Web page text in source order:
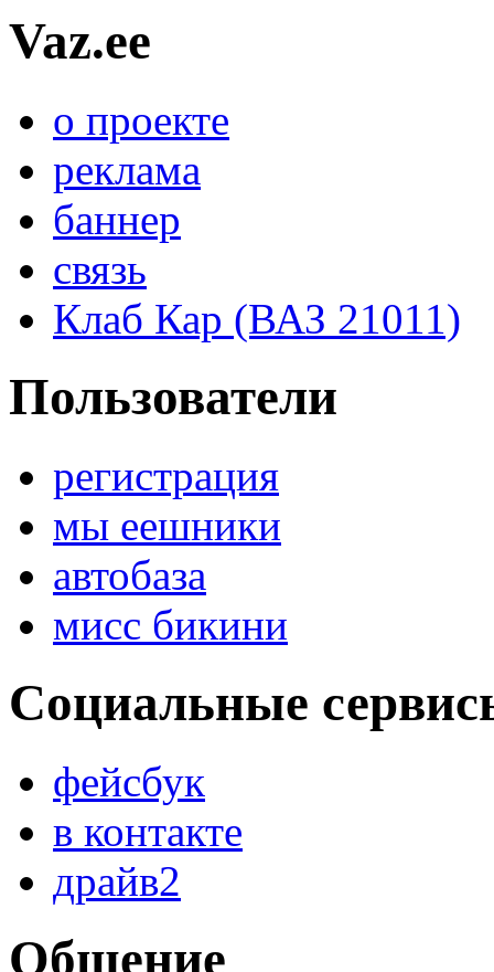
Vaz.ee
о проекте
реклама
баннер
связь
Клаб Кар (ВАЗ 21011)
Пользователи
регистрация
мы еешники
автобаза
мисс бикини
Социальные
фейсбук
в контакте
драйв2
Общение